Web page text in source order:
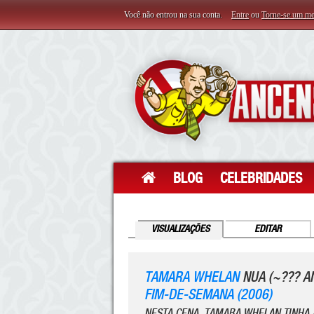
Você não entrou na sua conta. Entreou Torne-se um
BLOG CELEBRIDADES
VISUALIZAÇÕES EDITAR
TAMARA WHELANNUA (~???
FIM-DE-SEMANA (2006)